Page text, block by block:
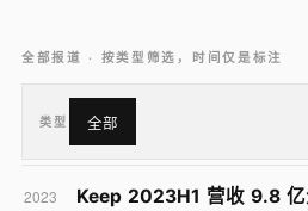
全部报道 · 按类型筛选，时间仅是标注
类型 全部
2023
Keep 2023H1 营收 9.8 亿